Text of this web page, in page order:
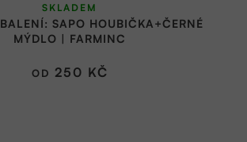
SAPO HOUBIČKA+ČERNÉ
MÝDLO | FARMINC
hodnocení
produktu
5,0
SKLADEM
OD 250 KČ